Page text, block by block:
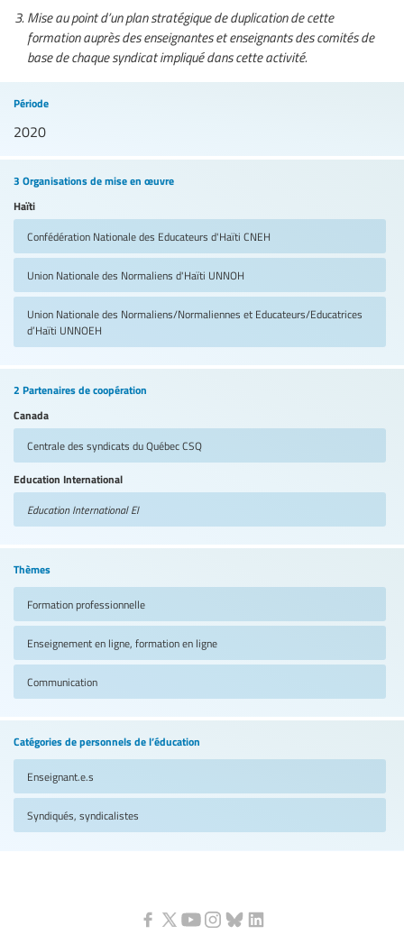
Mise au point d’un plan stratégique de duplication de cette
formation auprès des enseignantes et enseignants des comités de
base de chaque syndicat impliqué dans cette activité.
Période
2020
3 Organisations de mise en œuvre
Haïti
Confédération Nationale des Educateurs d'Haïti CNEH
Union Nationale des Normaliens d'Haïti UNNOH
Union Nationale des Normaliens/Normaliennes et Educateurs/Educatrices
d’Haïti UNNOEH
2 Partenaires de coopération
Canada
Centrale des syndicats du QuébecCSQ
Education International
Education InternationalEI
Thèmes
Formation professionnelle
Enseignement en ligne, formation en ligne
Communication
Catégories de personnels de l’éducation
Enseignant.e.s
Syndiqués, syndicalistes